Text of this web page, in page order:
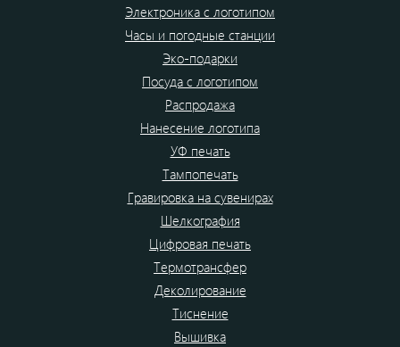
Электроника с логотипом
Часы и погодные станции
Эко-подарки
Посуда с логотипом
Распродажа
Нанесение логотипа
УФ печать
Тампопечать
Гравировка на сувенирах
Шелкография
Цифровая печать
Термотрансфер
Деколирование
Тиснение
Вышивка